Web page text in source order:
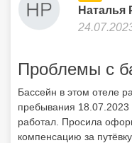
Наталья
Проблемы с
Бассейн в этом отеле
пребывания
работал. Просила
компенсацию за